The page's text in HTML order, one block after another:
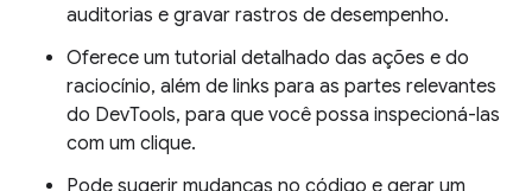
auditorias e gravar rastros de desempenho.
Oferece um tutorial detalhado das ações e do
raciocínio, além de links para as partes relevantes
do DevTools, para que você possa inspecioná-las
com um clique.
Pode sugerir mudanças no código e gerar um